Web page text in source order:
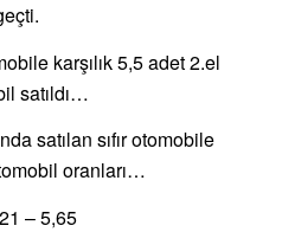
karşılık 5,5 adet 2.el
satıldı…
satılan sıfır otomobile
oranları…
– 5,65